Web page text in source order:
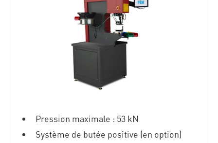
Pression maximale : 53 kN
Système de butée positive (en option)